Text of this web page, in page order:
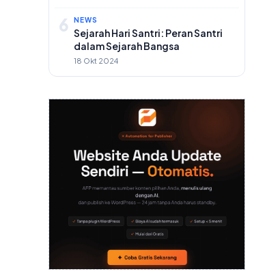
6 NEWS
Sejarah Hari Santri: Peran Santri
dalam Sejarah Bangsa
18 Okt 2024